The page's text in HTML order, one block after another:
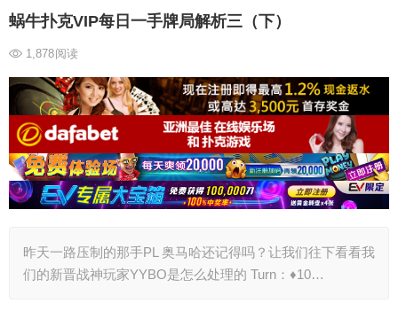
蜗牛扑克VIP每日一手牌局解析三（下）
1,878阅读
昨天一路压制的那手PL 奥马哈还记得吗？让我们往下看看我
们的新晋战神玩家YYBO是怎么处理的 Turn：♦10…